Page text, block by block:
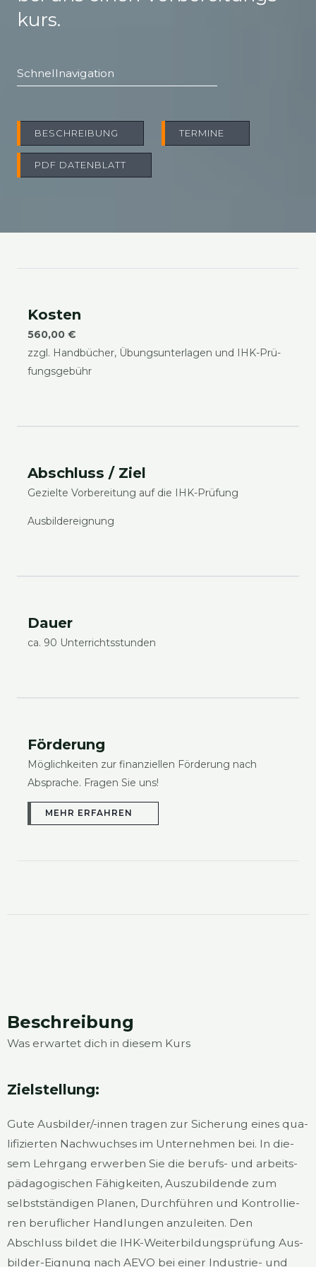
kurs.
Schnell­na­vi­ga­ti­on
BESCHREI­BUNG TER­MI­NE
PDF DATEN­BLATT
Kos­ten
560,00 €
zzgl. Hand­bü­cher, Übungs­un­ter­la­gen und IHK-Prü­
fungs­ge­bühr
Abschluss / Ziel
Geziel­te Vor­be­rei­tung auf die IHK-Prü­fung
Aus­bil­der­eig­nung
Dau­er
ca. 90 Unter­richts­stun­den
För­de­rung
Mög­lich­kei­ten zur finan­zi­el­len För­de­rung nach
Abspra­che. Fra­gen Sie uns!
MEHR ERFAH­REN
Beschrei­bung
Was erwar­tet dich in die­sem Kurs
Ziel­stel­lung:
Gute Aus­bil­der/-innen tra­gen zur Siche­rung eines qua­
li­fi­zier­ten Nach­wuch­ses im Unter­neh­men bei. In die­
sem Lehr­gang erwer­ben Sie die berufs- und arbeits­
päd­ago­gi­schen Fähig­kei­ten, Aus­zu­bil­den­de zum
selbst­stän­di­gen Pla­nen, Durch­füh­ren und Kon­trol­lie­
ren beruf­li­cher Hand­lun­gen anzu­lei­ten. Den
Abschluss bil­det die IHK-Wei­ter­bil­dungs­prü­fung Aus­
bil­der-Eig­nung nach AEVO bei einer Indus­trie- und